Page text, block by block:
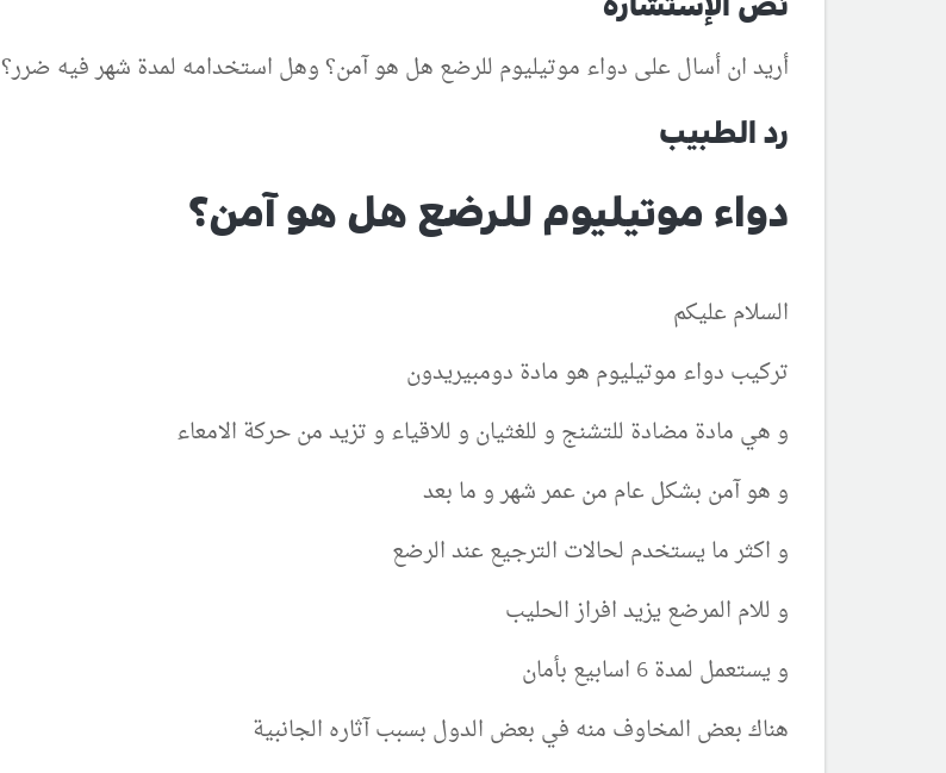
أريد ان أسال على دواء موتيليوم للرضع هل هو آمن؟ وهل استخدامه لمدة شهر فيه ضرر؟
رد الطبيب
دواء موتيليوم للرضع هل هو آمن؟
السلام عليكم
تركيب دواء موتيليوم هو مادة دومبيريدون
و هي مادة مضادة للتشنج و للغثيان و للاقياء و تزيد من حركة الامعاء
و هو آمن بشكل عام من عمر شهر و ما بعد
و اكثر ما يستخدم لحالات الترجيع عند الرضع
و للام المرضع يزيد افراز الحليب
و يستعمل لمدة 6 اسابيع بأمان
هناك بعض المخاوف منه في بعض الدول بسبب آثاره الجانبية